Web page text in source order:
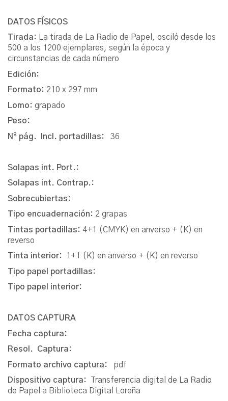
DATOS FÍSICOS
Tirada: La tirada de La Radio de Papel, osciló desde los
500 a los 1200 ejemplares, según la época y
circunstancias de cada número
Edición:
Formato: 210 x 297 mm
Lomo: grapado
Peso:
Nº pág. Incl. portadillas: 36
Solapas int. Port.:
Solapas int. Contrap.:
Sobrecubiertas:
Tipo encuadernación: 2 grapas
Tintas portadillas: 4+1 (CMYK) en anverso + (K) en
reverso
Tinta interior:
1+1 (K) en anverso + (K) en reverso
Tipo papel portadillas:
Tipo papel interior:
DATOS CAPTURA
Fecha captura:
Resol. Captura:
Formato archivo captura: pdf
Dispositivo captura:
Transferencia digital de La Radio
de Papel a Biblioteca Digital Loreña